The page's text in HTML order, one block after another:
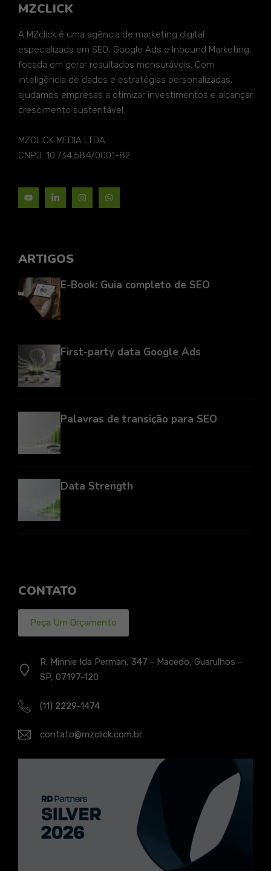
MZCLICK
A MZclick é uma agência de marketing digital
especializada em SEO, Google Ads e Inbound Marketing,
focada em gerar resultados mensuráveis. Com
inteligência de dados e estratégias personalizadas,
ajudamos empresas a otimizar investimentos e alcançar
crescimento sustentável.
MZCLICK MEDIA LTDA.
CNPJ: 10.734.584/0001-82
ARTIGOS
E-Book: Guia completo de SEO
First-party data Google Ads
Palavras de transição para SEO
Data Strength
CONTATO
Peça Um Orçamento
R. Minnie Ida Perman, 347 - Macedo, Guarulhos -
SP, 07197-120
(11) 2229-1474
contato@mzclick.com.br